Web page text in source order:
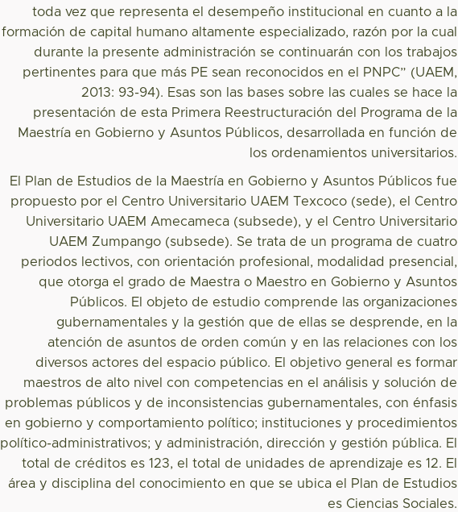
toda vez que representa el desempeño institucional en cuanto a la
formación de capital humano altamente especializado, razón por la cual
durante la presente administración se continuarán con los trabajos
pertinentes para que más PE sean reconocidos en el PNPC” (UAEM,
2013: 93-94). Esas son las bases sobre las cuales se hace la
presentación de esta Primera Reestructuración del Programa de la
Maestría en Gobierno y Asuntos Públicos, desarrollada en función de
los ordenamientos universitarios.
El Plan de Estudios de la Maestría en Gobierno y Asuntos Públicos fue
propuesto por el Centro Universitario UAEM Texcoco (sede), el Centro
Universitario UAEM Amecameca (subsede), y el Centro Universitario
UAEM Zumpango (subsede). Se trata de un programa de cuatro
periodos lectivos, con orientación profesional, modalidad presencial,
que otorga el grado de Maestra o Maestro en Gobierno y Asuntos
Públicos. El objeto de estudio comprende las organizaciones
gubernamentales y la gestión que de ellas se desprende, en la
atención de asuntos de orden común y en las relaciones con los
diversos actores del espacio público. El objetivo general es formar
maestros de alto nivel con competencias en el análisis y solución de
problemas públicos y de inconsistencias gubernamentales, con énfasis
en gobierno y comportamiento político; instituciones y procedimientos
político-administrativos; y administración, dirección y gestión pública. El
total de créditos es 123, el total de unidades de aprendizaje es 12. El
área y disciplina del conocimiento en que se ubica el Plan de Estudios
es Ciencias Sociales.